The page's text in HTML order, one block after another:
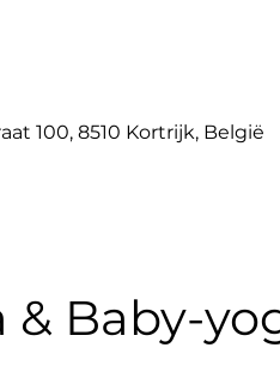
100, 8510 Kortrijk, België
& Baby-